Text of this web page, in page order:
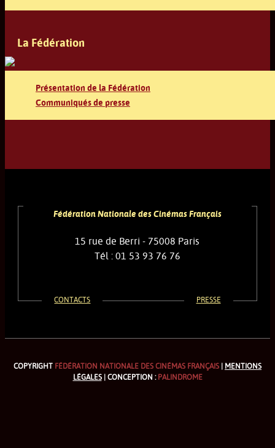
La Fédération
Présentation de la Fédération
Communiqués de presse
Fédération Nationale des Cinémas Français
15 rue de Berri - 75008 Paris
Tél : 01 53 93 76 76
CONTACTS PRESSE
COPYRIGHT FÉDÉRATION NATIONALE DES CINÉMAS FRANÇAIS | MENTIONS
LÉGALES| CONCEPTION :PALINDROME